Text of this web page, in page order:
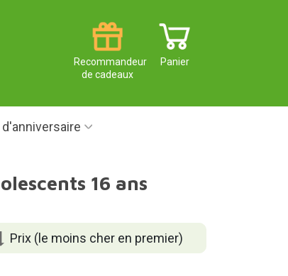
Panier
Recommandeur
de cadeaux
d'anniversaire
16 ans
Prix (le moins cher en premier)